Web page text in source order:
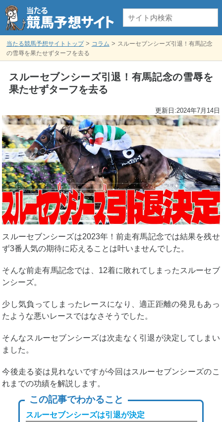
当たる競馬予想サイトトップ> コラム > スルーセブンシーズ引退！有馬記念
の雪辱を果たせずターフを去る
スルーセブンシーズ引退！有馬記念の雪辱を
果たせずターフを去る
更新日:2024年7月14日
スルーセブンシーズは2023年！前走有馬記念では結果を残せ
ず3番人気の期待に応えることは叶いませんでした。
そんな前走有馬記念では、12着に敗れてしまったスルーセブ
ンシーズ。
少し気負ってしまったレースになり、適正距離の発見もあっ
たような悪いレースではなさそうでした。
そんなスルーセブンシーズは次走なく引退が決定してしまい
ました。
今後走る姿は見れないですが今回はスルーセブンシーズのこ
れまでの功績を解説します。
この記事でわかること
スルーセブンシーズは引退が決定